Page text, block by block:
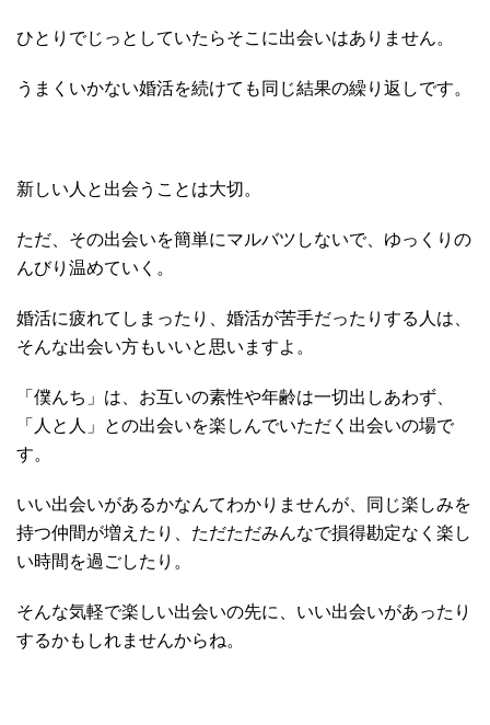
ひとりでじっとしていたらそこに出会いはありません。
うまくいかない婚活を続けても同じ結果の繰り返しです。
新しい人と出会うことは大切。
ただ、その出会いを簡単にマルバツしないで、ゆっくりの
んびり温めていく。
婚活に疲れてしまったり、婚活が苦手だったりする人は、
そんな出会い方もいいと思いますよ。
「僕んち」は、お互いの素性や年齢は一切出しあわず、
「人と人」との出会いを楽しんでいただく出会いの場で
す。
いい出会いがあるかなんてわかりませんが、同じ楽しみを
持つ仲間が増えたり、ただただみんなで損得勘定なく楽し
い時間を過ごしたり。
そんな気軽で楽しい出会いの先に、いい出会いがあったり
するかもしれませんからね。